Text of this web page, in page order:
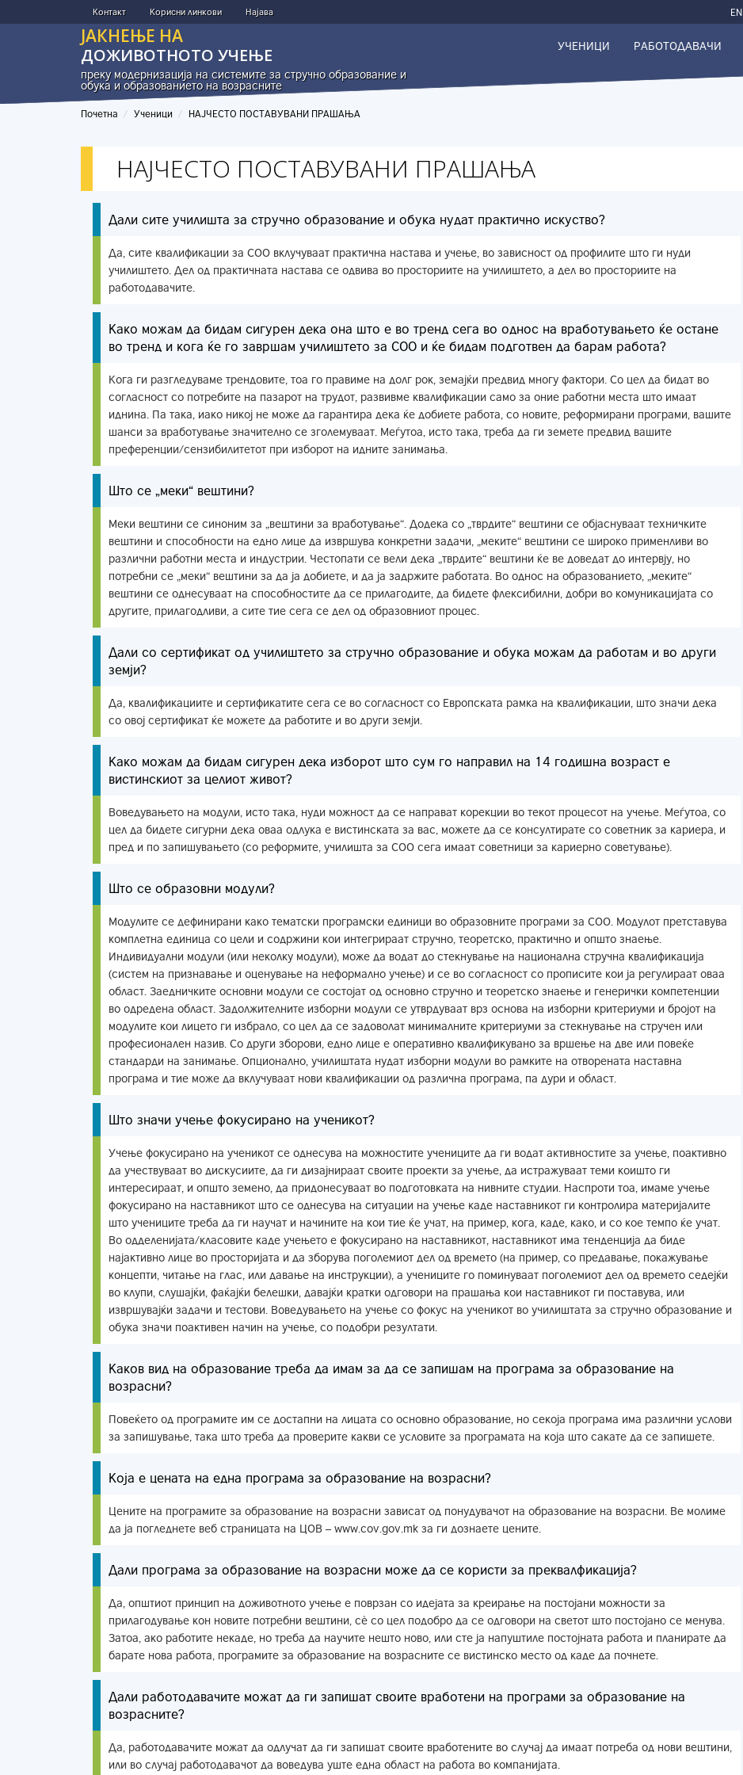
Skip to main contentКонтакт Корисни линкови Најава EN
ЈАКНЕЊЕ НА
ДОЖИВОТНОТО УЧЕЊЕ УЧЕНИЦИ РАБОТОДАВАЧИ
преку модернизација на системите за стручно образование и
обука и образованието на возрасните
Почетна Ученици НАЈЧЕСТО ПОСТАВУВАНИ ПРАШАЊА
НАЈЧЕСТО ПОСТАВУВАНИ ПРАШАЊА
Дали сите училишта за стручно образование и обука нудат практично искуство?
Да, сите квалификации за СОО вклучуваат практична настава и учење, во зависност од профилите што ги нуди
училиштето. Дел од практичната настава се одвива во просториите на училиштето, а дел во просториите на
работодавачите.
Како можам да бидам сигурен дека она што е во тренд сега во однос на вработувањето ќе остане
во тренд и кога ќе го завршам училиштето за СОО и ќе бидам подготвен да барам работа?
Кога ги разгледуваме трендовите, тоа го правиме на долг рок, земајќи предвид многу фактори. Со цел да бидат во
согласност со потребите на пазарот на трудот, развивме квалификации само за оние работни места што имаат
иднина. Па така, иако никој не може да гарантира дека ќе добиете работа, со новите, реформирани програми, вашите
шанси за вработување значително се зголемуваат. Меѓутоа, исто така, треба да ги земете предвид вашите
преференции/сензибилитетот при изборот на идните занимања.
Што се „меки“ вештини?
Меки вештини се синоним за „вештини за вработување“. Додека со „тврдите“ вештини се објаснуваат техничките
вештини и способности на едно лице да извршува конкретни задачи, „меките“ вештини се широко применливи во
различни работни места и индустрии. Честопати се вели дека „тврдите“ вештини ќе ве доведат до интервју, но
потребни се „меки“ вештини за да ја добиете, и да ја задржите работата. Во однос на образованието, „меките“
вештини се однесуваат на способностите да се прилагодите, да бидете флексибилни, добри во комуникацијата со
другите, прилагодливи, а сите тие сега се дел од образовниот процес.
Дали со сертификат од училиштето за стручно образование и обука можам да работам и во други
земји?
Да, квалификациите и сертификатите сега се во согласност со Европската рамка на квалификации, што значи дека
со овој сертификат ќе можете да работите и во други земји.
Како можам да бидам сигурен дека изборот што сум го направил на 14 годишна возраст е
вистинскиот за целиот живот?
Воведувањето на модули, исто така, нуди можност да се направат корекции во текот процесот на учење. Меѓутоа, со
цел да бидете сигурни дека оваа одлука е вистинската за вас, можете да се консултирате со советник за кариера, и
пред и по запишувањето (со реформите, училишта за СОО сега имаат советници за кариерно советување).
Што се образовни модули?
Модулите се дефинирани како тематски програмски единици во образовните програми за СОО. Модулот претставува
комплетна единица со цели и содржини кои интегрираат стручно, теоретско, практично и општо знаење.
Индивидуални модули (или неколку модули), може да водат до стекнување на национална стручна квалификација
(систем на признавање и оценување на неформално учење) и се во согласност со прописите кои ја регулираат оваа
област. Заедничките основни модули се состојат од основно стручно и теоретско знаење и генерички компетенции
во одредена област. Задолжителните изборни модули се утврдуваат врз основа на изборни критериуми и бројот на
модулите кои лицето ги избрало, со цел да се задоволат минималните критериуми за стекнување на стручен или
професионален назив. Со други зборови, едно лице е оперативно квалификувано за вршење на две или повеќе
стандарди на занимање. Опционално, училиштата нудат изборни модули во рамките на отворената наставна
програма и тие може да вклучуваат нови квалификации од различна програма, па дури и област.
Што значи учење фокусирано на ученикот?
Учење фокусирано на ученикот се однесува на можностите учениците да ги водат активностите за учење, поактивно
да учествуваат во дискусиите, да ги дизајнираат своите проекти за учење, да истражуваат теми коишто ги
интересираат, и општо земено, да придонесуваат во подготовката на нивните студии. Наспроти тоа, имаме учење
фокусирано на наставникот што се однесува на ситуации на учење каде наставникот ги контролира материјалите
што учениците треба да ги научат и начините на кои тие ќе учат, на пример, кога, каде, како, и со кое темпо ќе учат.
Во одделенијата/класовите каде учењето е фокусирано на наставникот, наставникот има тенденција да биде
најактивно лице во просторијата и да зборува поголемиот дел од времето (на пример, со предавање, покажување
концепти, читање на глас, или давање на инструкции), а учениците го поминуваат поголемиот дел од времето седејќи
во клупи, слушајќи, фаќајќи белешки, давајќи кратки одговори на прашања кои наставникот ги поставува, или
извршувајќи задачи и тестови. Воведувањето на учење со фокус на ученикот во училиштата за стручно образование и
обука значи поактивен начин на учење, со подобри резултати.
Каков вид на образование треба да имам за да се запишам на програма за образование на
возрасни?
Повеќето од програмите им се достапни на лицата со основно образование, но секоја програма има различни услови
за запишување, така што треба да проверите какви се условите за програмата на која што сакате да се запишете.
Која е цената на една програма за образование на возрасни?
Цените на програмите за образование на возрасни зависат од понудувачот на образование на возрасни. Ве молиме
да ја погледнете веб страницата на ЦОВ – www.cov.gov.mk за ги дознаете цените.
Дали програма за образование на возрасни може да се користи за преквалфикација?
Да, општиот принцип на доживотното учење е поврзан со идејата за креирање на постојани можности за
прилагодување кон новите потребни вештини, сè со цел подобро да се одговори на светот што постојано се менува.
Затоа, ако работите некаде, но треба да научите нешто ново, или сте ја напуштиле постојната работа и планирате да
барате нова работа, програмите за образование на возрасните се вистинско место од каде да почнете.
Дали работодавачите можат да ги запишат своите вработени на програми за образование на
возрасните?
Да, работодавачите можат да одлучат да ги запишат своите вработените во случај да имаат потреба од нови вештини,
или во случај работодавачот да воведува уште една област на работа во компанијата.